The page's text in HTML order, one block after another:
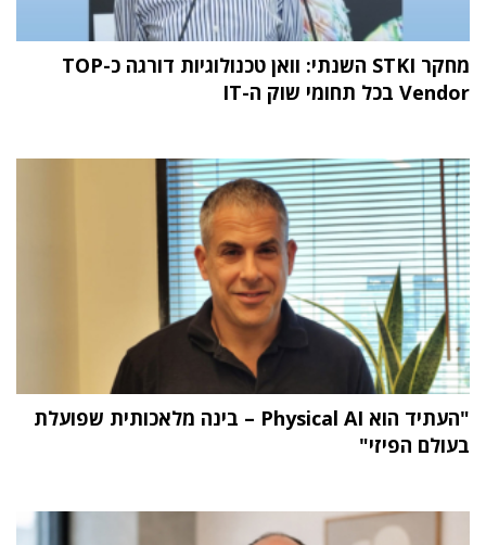
מחקר STKI השנתי: וואן טכנולוגיות דורגה כ-TOP
Vendor בכל תחומי שוק ה-IT
"העתיד הוא Physical AI – בינה מלאכותית שפועלת
בעולם הפיזי"